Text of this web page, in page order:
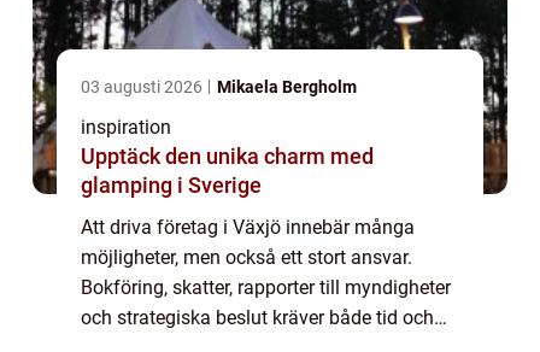
03 augusti 2026 Mikaela Bergholm
inspiration
Upptäck den unika charm med
glamping i Sverige
Att driva företag i Växjö innebär många
möjligheter, men också ett stort ansvar.
Bokföring, skatter, rapporter till myndigheter
och strategiska beslut kräver både tid och